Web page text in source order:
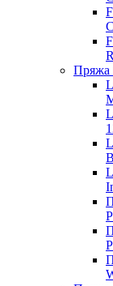
Пряжа
B